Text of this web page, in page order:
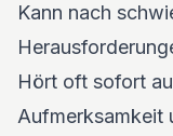
Kann nach
Hört oft sofort
Aufmerksamkeit